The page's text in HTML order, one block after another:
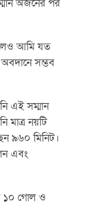
অর্জনের পর
আমি যত
সম্ভব
এই সম্মান
মাত্র নয়টি
৯৬০ মিনিট।
এবং
১০ গোল ও